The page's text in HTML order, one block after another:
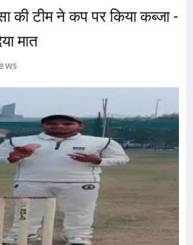
की टीम ने कप पर किया कब्जा -
मात